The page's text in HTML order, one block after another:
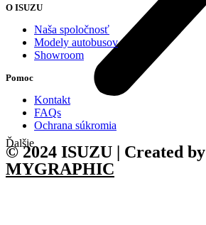
Ďalšie
O ISUZU
Naša spoločnosť
Modely autobusov
Showroom
Pomoc
Kontakt
FAQs
Ochrana súkromia
© 2024 ISUZU | Created by
MYGRAPHIC